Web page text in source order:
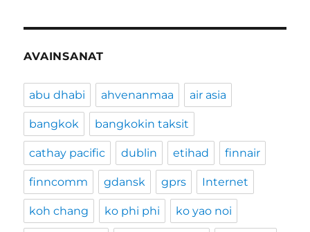
AVAINSANAT
abu dhabi ahvenanmaa air asia
bangkok bangkokin taksit
cathay pacific dublin etihad finnair
finncomm gdansk gprs Internet
koh chang ko phi phi ko yao noi